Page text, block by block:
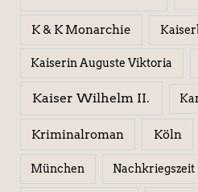
K & K Monarchie
Kaiserin Auguste Viktoria
Kaiser Wilhelm II.
Kriminalroman Köln
München Nachkriegszeit